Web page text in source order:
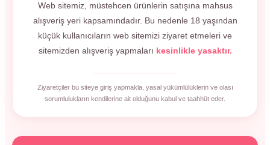
Web sitemiz, müstehcen ürünlerin satışına mahsus
alışveriş yeri kapsamındadır. Bu nedenle 18 yaşından
küçük kullanıcıların web sitemizi ziyaret etmeleri ve
sitemizden alışveriş yapmaları kesinlikle yasaktır.
Ziyaretçiler bu siteye giriş yapmakla, yasal yükümlülüklerin ve olası
sorumlulukların kendilerine ait olduğunu kabul ve taahhüt eder.